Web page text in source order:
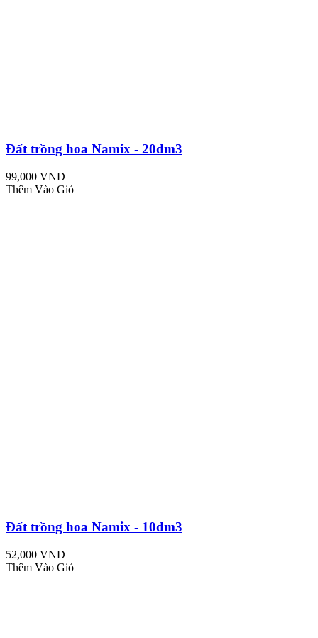
Đất trồng hoa Namix - 20dm3
99,000 VND
Thêm Vào Giỏ
Đất trồng hoa Namix - 10dm3
52,000 VND
Thêm Vào Giỏ